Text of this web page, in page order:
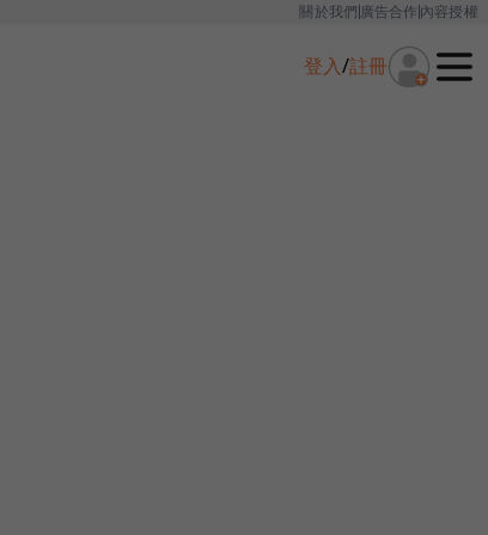
關於我們廣告合作內容授權
登入/註冊